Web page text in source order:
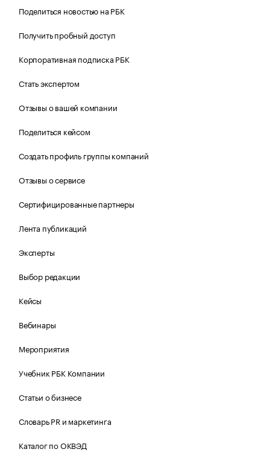
Поделиться новостью на РБК
Получить пробный доступ
Корпоративная подписка РБК
Стать экспертом
Отзывы о вашей компании
Поделиться кейсом
Создать профиль группы компаний
Отзывы о сервисе
Сертифицированные партнеры
Лента публикаций
Эксперты
Выбор редакции
Кейсы
Вебинары
Мероприятия
Учебник РБК Компании
Статьи о бизнесе
Словарь PR и маркетинга
Каталог по ОКВЭД